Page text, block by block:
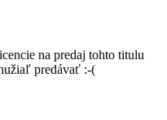
na predaj tohto titulu
predávať :-(